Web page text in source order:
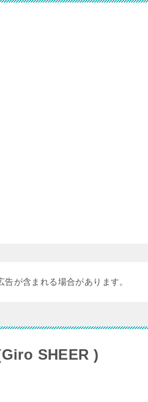
告が含まれる場合があります。
SHEER )